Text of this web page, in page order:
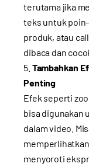
terutama jika
teks untuk
produk, atau
dibaca dan
Tambahkan
Penting
Efek seperti
bisa digunakan
dalam video.
menyoroti